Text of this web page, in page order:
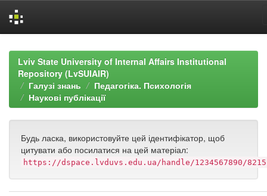
navigationLviv State University of Internal Affairs Institutional
Repository (LvSUIAIR)
Галузі знань
Педагогіка. Психологія
Наукові публікації
Будь ласка, використовуйте цей ідентифікатор, щоб
цитувати або посилатися на цей матеріал:
https://dspace.lvduvs.edu.ua/handle/1234567890/8215